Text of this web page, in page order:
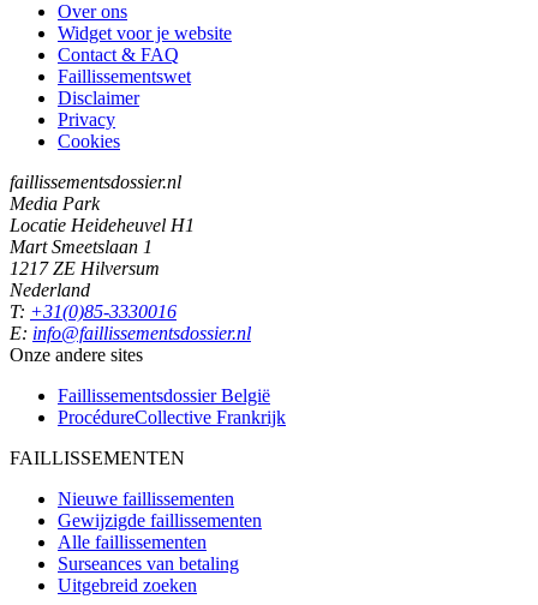
Over ons
Widget voor je website
Contact & FAQ
Faillissementswet
Disclaimer
Privacy
Cookies
faillissementsdossier.nl
Media Park
Locatie Heideheuvel H1
Mart Smeetslaan 1
1217 ZE Hilversum
Nederland
T: +31(0)85-3330016
E: info@faillissementsdossier.nl
Onze andere sites
Faillissementsdossier België
ProcédureCollective Frankrijk
FAILLISSEMENTEN
Nieuwe faillissementen
Gewijzigde faillissementen
Alle faillissementen
Surseances van betaling
Uitgebreid zoeken